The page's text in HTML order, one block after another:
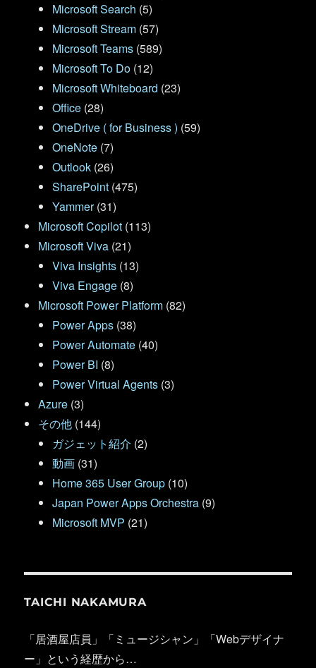
Microsoft Search (5)
Microsoft Stream (57)
Microsoft Teams (589)
Microsoft To Do (12)
Microsoft Whiteboard (23)
Office (28)
OneDrive ( for Business ) (59)
OneNote (7)
Outlook (26)
SharePoint (475)
Yammer(31)
Microsoft Copilot (113)
Microsoft Viva (21)
Viva Insights (13)
Viva Engage (8)
Microsoft Power Platform (82)
Power Apps (38)
Power Automate (40)
Power BI (8)
Power Virtual Agents (3)
Azure (3)
その他 (144)
ガジェット紹介 (2)
動画 (31)
Home 365 User Group (10)
Japan Power Apps Orchestra (9)
Microsoft MVP (21)
TAICHI NAKAMURA
「居酒屋店員」「ミュージシャン」「Webデザイナ
ー」という経歴から…